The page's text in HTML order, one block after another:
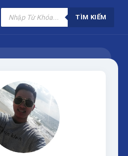
Tìm
kiếm
phẩm
TÌM KIẾM